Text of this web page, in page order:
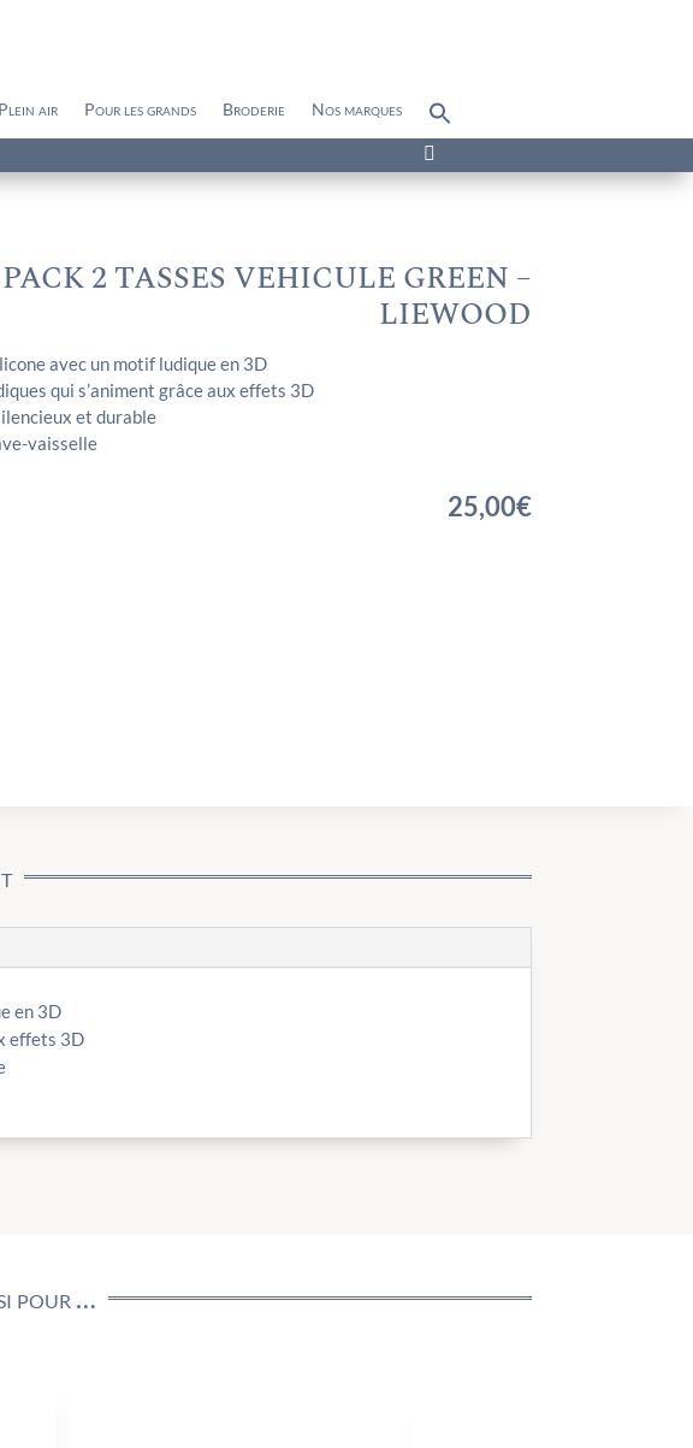
Plein air Pour les grands Broderie Nos marques
for:

PACK 2 TASSES VEHICULE GREEN –
LIEWOOD
avec un motif ludique en 3D
qui s’animent grâce aux effets 3D
et durable
vaisselle
25,00€
en 3D
effets 3D
pour …